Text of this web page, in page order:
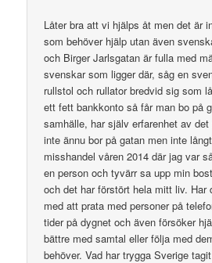
Låter bra att vi hjälps åt men det är
som behöver hjälp utan även
och Birger Jarlsgatan är fulla med
svenskar som ligger där, såg en
rullstol och rullator bredvid sig som
ett fett bankkonto så får man bo på
samhälle, har själv erfarenhet av
inte ännu bor på gatan men inte
misshandel våren 2014 där jag var
en person och tyvärr sa upp min
och det har förstört hela mitt liv. Har
med att prata med personer på
tider på dygnet och även försöker
bättre med samtal eller följa med
behöver. Vad har trygga Sverige